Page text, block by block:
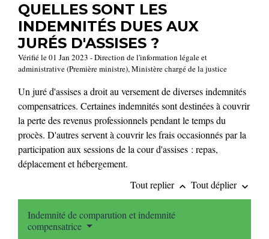
QUELLES SONT LES
INDEMNITÉS DUES AUX
JURÉS D'ASSISES ?
Vérifié le 01 Jan 2023 - Direction de l'information légale et
administrative (Première ministre), Ministère chargé de la justice
Un juré d'assises a droit au versement de diverses indemnités
compensatrices. Certaines indemnités sont destinées à couvrir
la perte des revenus professionnels pendant le temps du
procès. D'autres servent à couvrir les frais occasionnés par la
participation aux sessions de la cour d'assises : repas,
déplacement et hébergement.
Tout replier keyboard_arrow_up Tout déplier keyboard_arrow_down
Indemnité de comparution et indemnité
compensatrice